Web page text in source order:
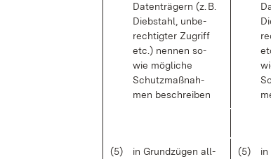
Da­ten­trä­gern (z. B.
Dieb­stahl, un­be­
rech­tig­ter Zu­griff
etc.) nen­nen so­
wie mög­li­che
Schutz­maß­nah­
men be­schrei­ben
(5)
in Grund­zü­gen all­
(5)